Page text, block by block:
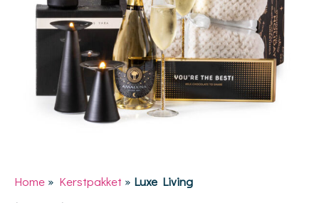
Home » Kerstpakket » Luxe Living